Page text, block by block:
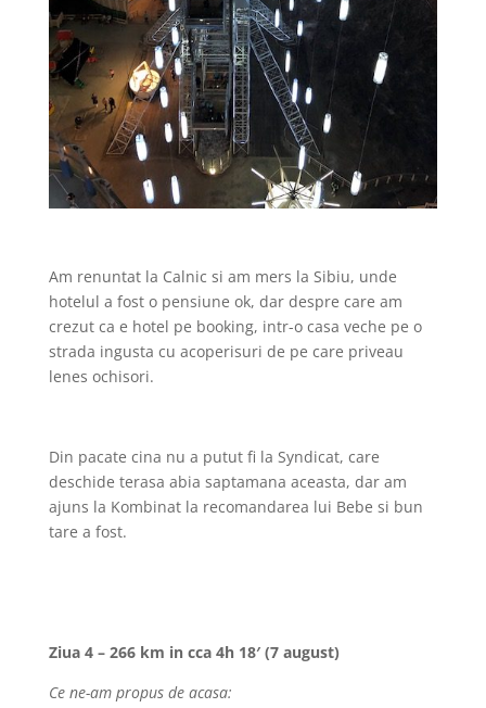
Am renuntat la Calnic si am mers la Sibiu, unde
hotelul a fost o pensiune ok, dar despre care am
crezut ca e hotel pe booking, intr-o casa veche pe o
strada ingusta cu acoperisuri de pe care priveau
lenes ochisori.
Din pacate cina nu a putut fi la Syndicat, care
deschide terasa abia saptamana aceasta, dar am
ajuns la Kombinat la recomandarea lui Bebe si bun
tare a fost.
Ziua 4 – 266 km in cca 4h 18′ (7 august)
Ce ne-am propus de acasa: